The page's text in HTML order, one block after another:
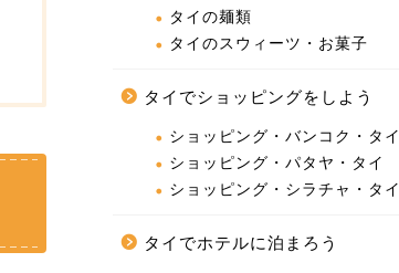
タイの麺類
タイのスウィーツ・お菓子
タイでショッピングをしよう
ショッピング・バンコク・タイ
ショッピング・パタヤ・タイ
ショッピング・シラチャ・タイ
タイでホテルに泊まろう